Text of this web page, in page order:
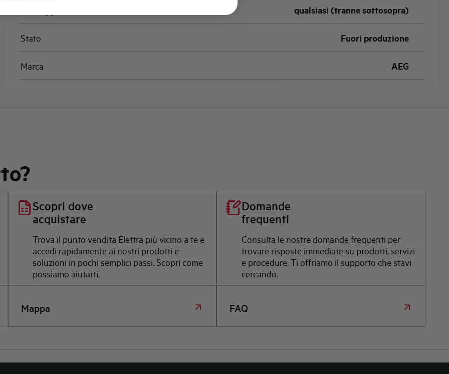
qualsiasi (tranne sottosopra)
Stato Fuori produzione
Marca AEG
Scopri dove
acquistare
Trova il punto vendita Elettra più vicino a te e
accedi rapidamente ai nostri prodotti e
soluzioni in pochi semplici passi. Scopri come
possiamo aiutarti.
Mappa
Domande
frequenti
Consulta le nostre domande frequenti per
trovare risposte immediate su prodotti, servizi
e procedure. Ti offriamo il supporto che stavi
cercando.
FAQ